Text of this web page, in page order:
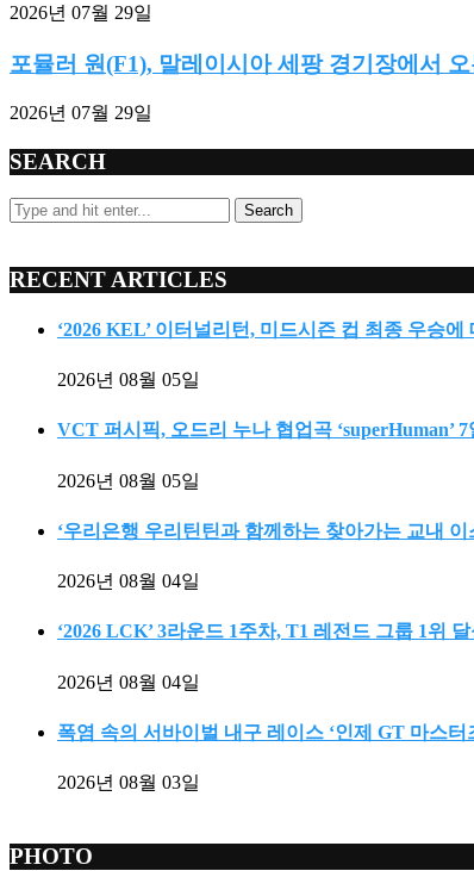
2026년 07월 29일
포뮬러 원(F1), 말레이시아 세팡 경기장에서 오
2026년 07월 29일
SEARCH
Search
RECENT ARTICLES
‘2026 KEL’ 이터널리턴, 미드시즌 컵 최종 우승
2026년 08월 05일
VCT 퍼시픽, 오드리 누나 협업곡 ‘superHuman’ 7
2026년 08월 05일
‘우리은행 우리틴틴과 함께하는 찾아가는 교내
2026년 08월 04일
‘2026 LCK’ 3라운드 1주차, T1 레전드 그룹 1위 달
2026년 08월 04일
폭염 속의 서바이벌 내구 레이스 ‘인제 GT 마스터
2026년 08월 03일
PHOTO